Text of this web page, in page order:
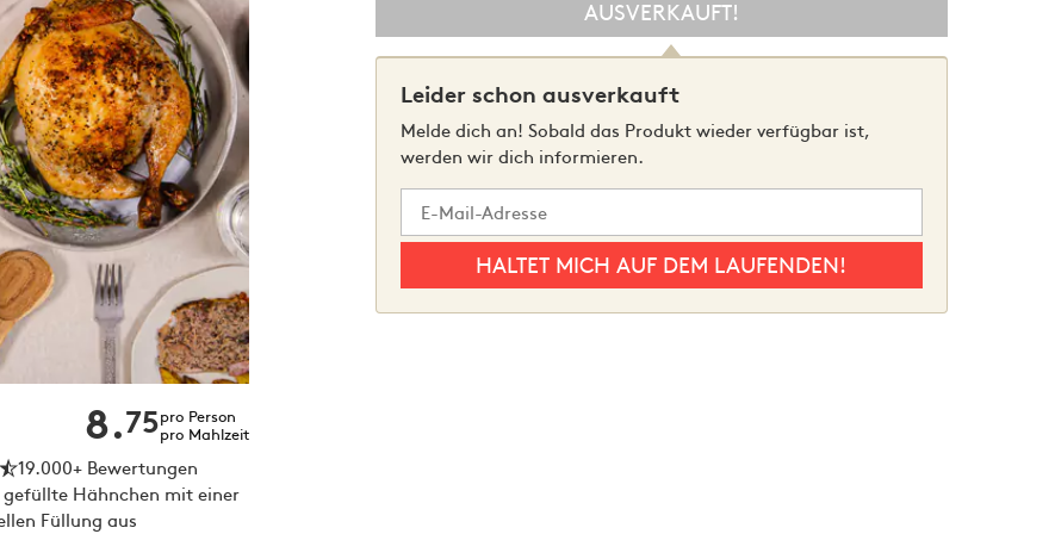
8.75pro Person
pro Mahlzeit
19.000+ Bewertungen
gefüllte Hähnchen mit einer
Füllung aus
AUSVERKAUFT!
Leider schon ausverkauft
Melde dich an! Sobald das Produkt wieder verfügbar ist,
werden wir dich informieren.